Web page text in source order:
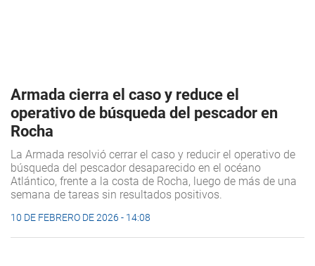
Armada cierra el caso y reduce el
operativo de búsqueda del pescador en
Rocha
La Armada resolvió cerrar el caso y reducir el operativo de
búsqueda del pescador desaparecido en el océano
Atlántico, frente a la costa de Rocha, luego de más de una
semana de tareas sin resultados positivos.
10 DE FEBRERO DE 2026 - 14:08